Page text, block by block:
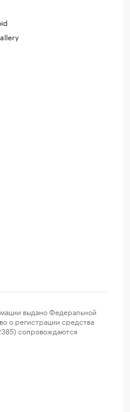
выдано Федеральной
о регистрации средства
сопровождаются